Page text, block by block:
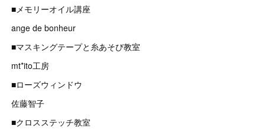
■メモリーオイル講座
ange de bonheur
■マスキングテープと糸あそび教室
mt*ito工房
■ローズウィンドウ
佐藤智子
■クロスステッチ教室